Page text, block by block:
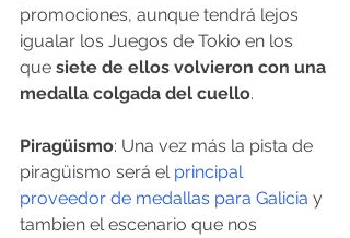
promociones, aunque tendrá lejos
igualar los Juegos de Tokio en los
que siete de ellos volvieron con una
medalla colgada del cuello.
Piragüismo: Una vez más la pista de
piragüismo será el principal
proveedor de medallas para Galicia y
tambien el escenario que nos